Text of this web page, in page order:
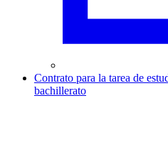
Contrato para la tarea de
bachillerato